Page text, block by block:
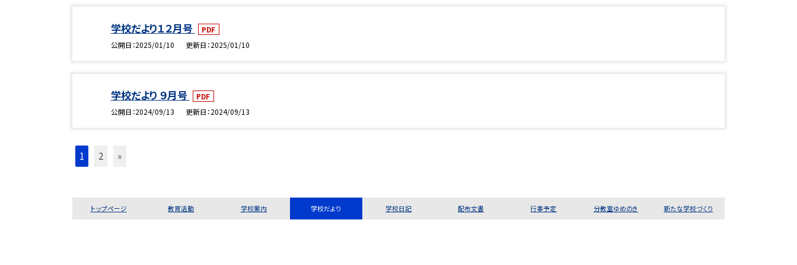
学校だより１２月号
PDF
公開日 2025/01/10 更新日 2025/01/10
学校だより ９月号
PDF
公開日 2024/09/13 更新日 2024/09/13
1 2 »
トップページ 教育活動 学校案内 学校だより 学校日記 配布文書 行事予定 分教室ゆめのき 新たな学校づくり